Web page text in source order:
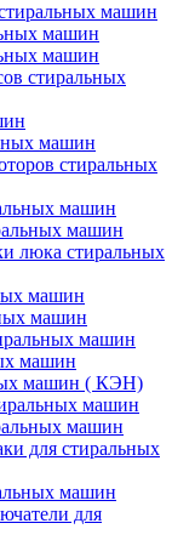
машин
машин
машин
стиральных
машин
стиральных
машин
машин
люка стиральных
машин
машин
машин
машин
машин ( КЭН)
машин
машин
для стиральных
машин
для